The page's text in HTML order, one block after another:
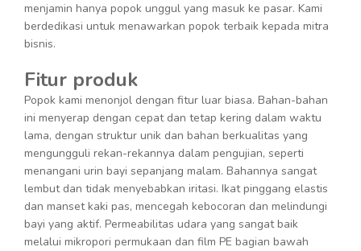
menjamin hanya popok unggul yang masuk ke pasar. Kami
berdedikasi untuk menawarkan popok terbaik kepada mitra
bisnis.
Fitur produk
Popok kami menonjol dengan fitur luar biasa. Bahan-bahan
ini menyerap dengan cepat dan tetap kering dalam waktu
lama, dengan struktur unik dan bahan berkualitas yang
mengungguli rekan-rekannya dalam pengujian, seperti
menangani urin bayi sepanjang malam. Bahannya sangat
lembut dan tidak menyebabkan iritasi. Ikat pinggang elastis
dan manset kaki pas, mencegah kebocoran dan melindungi
bayi yang aktif. Permeabilitas udara yang sangat baik
melalui mikropori permukaan dan film PE bagian bawah